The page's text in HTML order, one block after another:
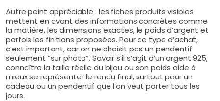
Autre point appréciable : les fiches produits visibles
mettent en avant des informations concrètes comme
la matière, les dimensions exactes, le poids d’argent et
parfois les finitions proposées. Pour ce type d’achat,
c’est important, car on ne choisit pas un pendentif
seulement “sur photo”. Savoir s’il s’agit d’un argent 925,
connaître la taille réelle du bijou ou son poids aide à
mieux se représenter le rendu final, surtout pour un
cadeau ou un pendentif que l’on veut porter tous les
jours.